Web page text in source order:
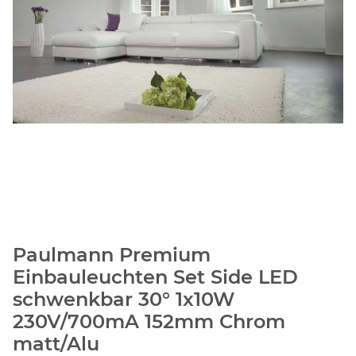
Paulmann Premium
Einbauleuchten Set Side LED
schwenkbar 30° 1x10W
230V/700mA 152mm Chrom
matt/Alu